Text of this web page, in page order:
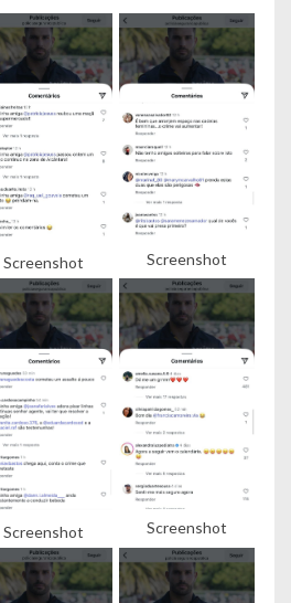
Screenshot Screenshot
Screenshot Screenshot